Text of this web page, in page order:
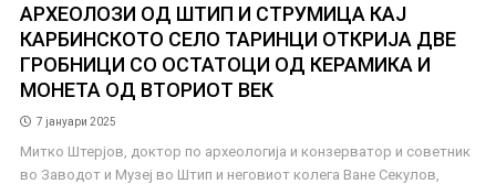
АРХЕОЛОЗИ ОД ШТИП И СТРУМИЦА КАЈ
КАРБИНСКОТО СЕЛО ТАРИНЦИ ОТКРИЈА ДВЕ
ГРОБНИЦИ СО ОСТАТОЦИ ОД КЕРАМИКА И
МОНЕТА ОД ВТОРИОТ ВЕК
7 јануари 2025
Митко Штерјов, доктор по археологија и конзерватор и советник
во Заводот и Музеј во Штип и неговиот колега Ване Секулов,